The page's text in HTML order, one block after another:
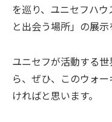
を巡り、ユニセフハ
と出会う場所」の展示
ユニセフが活動する
ら、ぜひ、このウォ
ければと思います。